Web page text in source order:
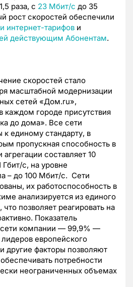
раза, с 23 Мбит/c до 35
рост скоростей обеспечили
интернет-тарифов и
действующим Абонентам.
скоростей стало
масштабной модернизации
сетей «Дом.ru»,
каждом городе присутствия
до дома». Все сети
единому стандарту, в
пропускная способность в
составляет 10
с, на уровне
– до 100 Мбит/с. Сети
их работоспособность в
анализируется из единого
позволяет реагировать на
Показатель
сети компании — 99,9% —
европейского
другие факторы позволяют
потребности
неограниченных объемах